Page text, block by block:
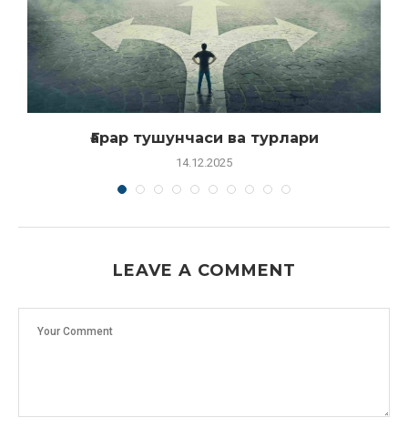
Ғарар тушунчаси ва турлари
14.12.2025
LEAVE A COMMENT